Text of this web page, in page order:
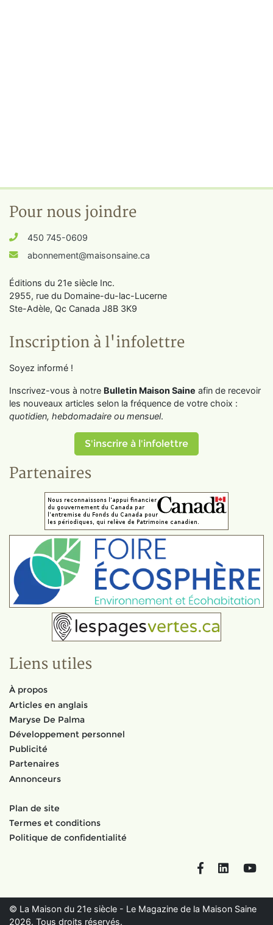
Pour nous joindre
450 745-0609
abonnement@maisonsaine.ca
Éditions du 21e siècle Inc.
2955, rue du Domaine-du-lac-Lucerne
Ste-Adèle, Qc Canada J8B 3K9
Inscription à l'infolettre
Soyez informé !
Inscrivez-vous à notre Bulletin Maison Saine afin de recevoir
les nouveaux articles selon la fréquence de votre choix :
quotidien, hebdomadaire ou mensuel.
S'inscrire à l'infolettre
Partenaires
Liens utiles
À propos
Articles en anglais
Maryse De Palma
Développement personnel
Publicité
Partenaires
Annonceurs
Plan de site
Termes et conditions
Politique de confidentialité
FacebookLinkedIn
© La Maison du 21e siècle - Le Magazine de la Maison Saine
2026. Tous droits réservés.